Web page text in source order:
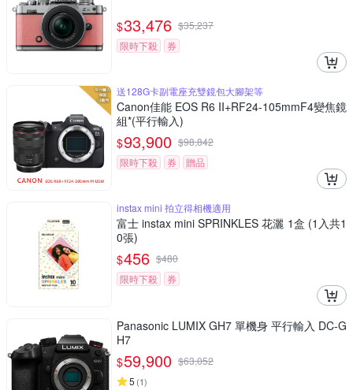
$33,476 $35,237
限時下殺
券
送128G卡副電座充雙鏡包大腳架等
Canon佳能 EOS R6 II+RF24-105mmF4變焦鏡
組*(平行輸入)
$93,900 $98,842
限時下殺
券 贈品
instax mini 拍立得相機適用
富士 instax mini SPRINKLES 花灑 1盒 (1入共1
0張)
$456 $480
限時下殺
券
Panasonic LUMIX GH7 單機身 平行輸入 DC-G
H7
$59,900 $63,052
5 (1)